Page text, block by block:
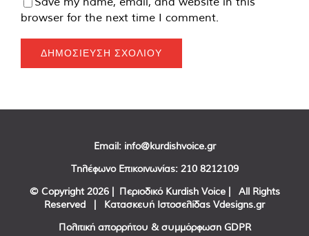
browser for the next time I comment.
Email: info@kurdishvoice.gr
Τηλέφωνο Επικοινωνίας: 210 8212109
© Copyright 2026 | Περιοδικό Kurdish Voice | All Rights
Reserved | Κατασκευή Ιστοσελίδας Vdesigns.gr
Πολιτική απορρήτου & συμμόρφωση GDPR